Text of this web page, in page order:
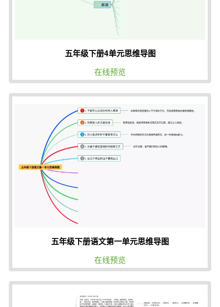
五年级下册4单元思维导图
在线预览
五年级下册语文第一单元思维导图
在线预览